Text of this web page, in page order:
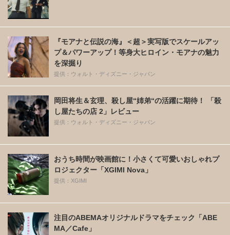
『モアナと伝説の海』＜超＞実写版でスケールアッ
プ＆パワーアップ！等身大ヒロイン・モアナの魅力
を深掘り
提供：ウォルト・ディズニー・ジャパン
岡田将生＆玄理、殺し屋“姉弟“の活躍に期待！ 「殺
し屋たちの店 2」レビュー
提供：ウォルト・ディズニー・ジャパン
おうち時間が映画館に！小さくて可愛いおしゃれプ
ロジェクター「XGIMI Nova」
提供：XGIMI
注目のABEMAオリジナルドラマをチェック「ABE
MA／Cafe」